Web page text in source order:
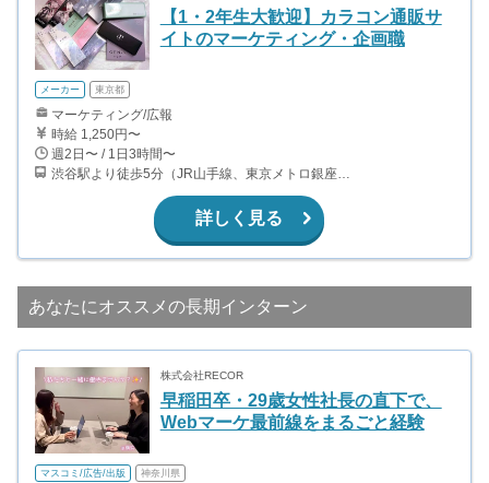
【1・2年生大歓迎】カラコン通販サ
イトのマーケティング・企画職
メーカー 東京都
マーケティング/広報
時給 1,250円〜
週2日〜 / 1日3時間〜
渋谷駅より徒歩5分（JR山手線、東京メトロ銀座・半蔵門・副都心線）
詳しく見る
あなたにオススメの長期インターン
株式会社RECOR
早稲田卒・29歳女性社長の直下で、
Webマーケ最前線をまるごと経験
マスコミ/広告/出版 神奈川県